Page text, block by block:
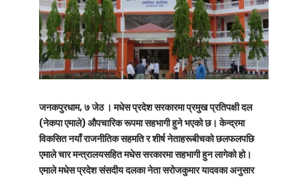
जनकपुरधाम, ७ जेठ । मधेस प्रदेश सरकारमा प्रमुख प्रतिपक्षी दल
(नेकपा एमाले) औपचारिक रूपमा सहभागी हुने भएको छ। केन्द्रमा
विकसित नयाँ राजनीतिक सहमति र शीर्ष नेताहरूबीचको छलफलपछि
एमाले चार मन्त्रालयसहित मधेस सरकारमा सहभागी हुन लागेको हो।
एमाले मधेस प्रदेश संसदीय दलका नेता सरोजकुमार यादवका अनुसार